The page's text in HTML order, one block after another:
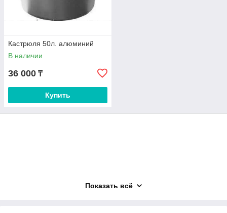
Кастрюля 50л. алюминий
В наличии
36 000 ₸
Купить
Показать всё